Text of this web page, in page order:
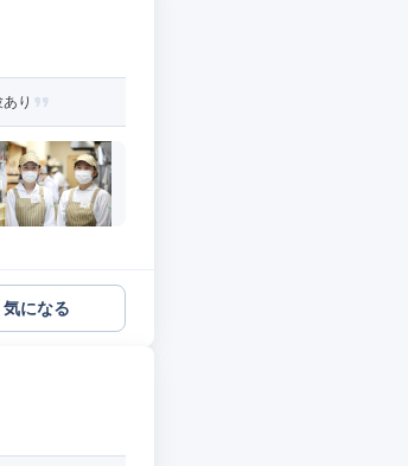
り
気になる